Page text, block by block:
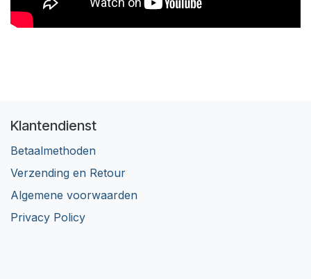
Klantendienst
Betaalmethoden
Verzending en Retour
Algemene voorwaarden
Privacy Policy